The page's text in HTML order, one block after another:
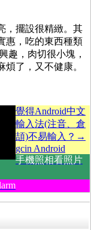
，擺設很精緻。其
惠，吃的東西種類
趣，肉切很小塊，
了，又不健康。
覺得Android中文
輸入法(注音、倉
頡)不易輸入？→
gcin Android
手機照相看照片